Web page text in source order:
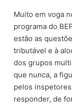
Muito em voga
programa do
estão as
tributável e à
dos grupos
que nunca, a
pelos
responder, de